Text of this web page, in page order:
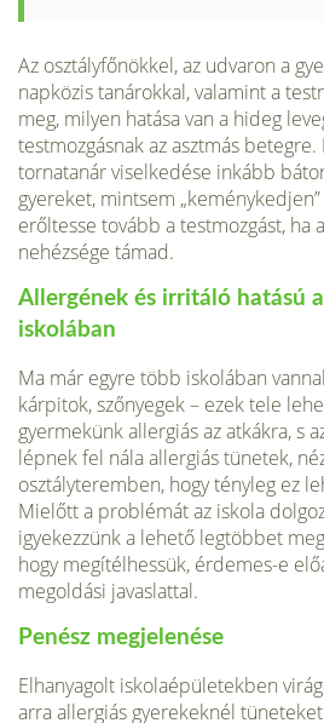
Az osztályfőnökkel, az udvaron a
napközis tanárokkal, valamint a
meg, milyen hatása van a hideg
testmozgásnak az asztmás
tornatanár viselkedése inkább
gyereket, mintsem
erőltesse tovább a testmozgást, ha
nehézsége támad.
Allergének és irritáló hatású
iskolában
Ma már egyre több iskolában
kárpitok, szőnyegek – ezek tele
gyermekünk allergiás az atkákra, s
lépnek fel nála allergiás tünetek,
osztályteremben, hogy tényleg ez
Mielőtt a problémát az iskola
igyekezzünk a lehető legtöbbet
hogy megítélhessük, érdemes-e
megoldási javaslattal.
Penész megjelenése
Elhanyagolt iskolaépületekben
arra allergiás gyerekeknél